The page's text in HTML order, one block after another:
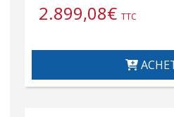
2.899,08€ TTC